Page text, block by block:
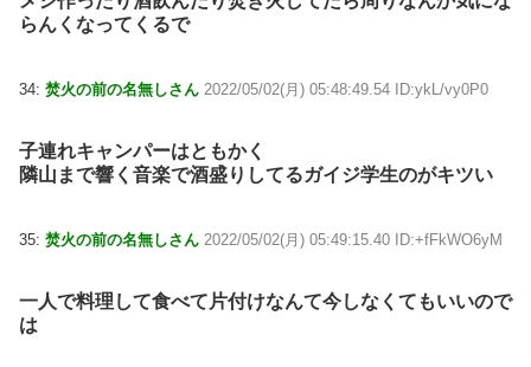
らんくなってくるで
34: 焚火の前の名無しさん 2022/05/02(月) 05:48:49.54 ID:ykL/vy0P0
子連れキャンパーはともかく
隣山まで響く音楽で酒盛りしてるガイジ学生のがキツい
35: 焚火の前の名無しさん 2022/05/02(月) 05:49:15.40 ID:+fFkWO6yM
一人で料理して食べて片付けなんて今しなくてもいいので
は